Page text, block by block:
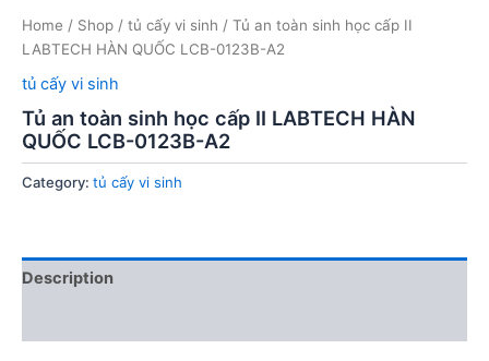
Home / Shop / tủ cấy vi sinh / Tủ an toàn sinh học cấp II
LABTECH HÀN QUỐC LCB-0123B-A2
tủ cấy vi sinh
Tủ an toàn sinh học cấp II LABTECH HÀN
QUỐC LCB-0123B-A2
Category: tủ cấy vi sinh
Description